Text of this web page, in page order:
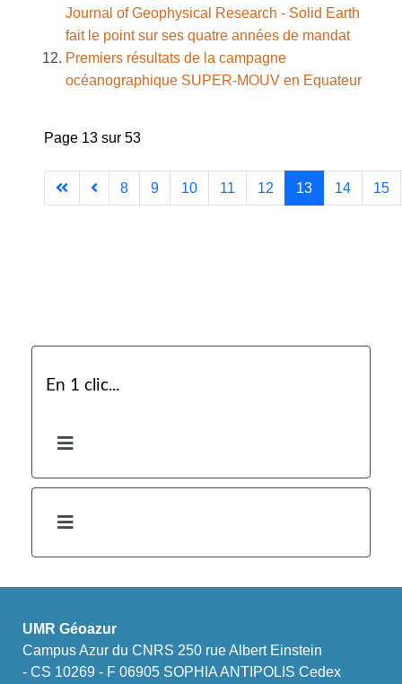
Journal of Geophysical Research - Solid Earth
fait le point sur ses quatre années de mandat
Premiers résultats de la campagne
océanographique SUPER-MOUV en Equateur
Page 13 sur 53
8 9 10 11 12 13 14 15
En 1 clic...
UMR Géoazur
Campus Azur du CNRS 250 rue Albert Einstein
- CS 10269 - F 06905 SOPHIA ANTIPOLIS Cedex